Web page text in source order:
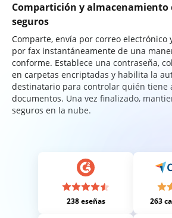
Compartición y almacenamiento
seguros
Comparte, envía por correo electrónico
por fax instantáneamente de una
conforme. Establece una contraseña,
en carpetas encriptadas y habilita la
destinatario para controlar quién tiene
documentos. Una vez finalizado,
seguros en la nube.
238 eseñas 263